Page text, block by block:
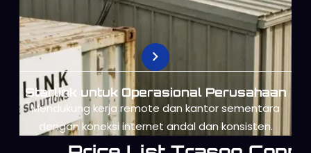
Starlink untuk Operasional Perusahaan
Mendukung kerja remote dan kantor sementara
dengan koneksi internet andal dan konsisten.